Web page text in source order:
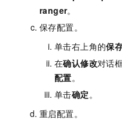
ranger。
保存配置。
单击右上角的保
在确认修改对话
配置。
单击确定 。
重启配置。